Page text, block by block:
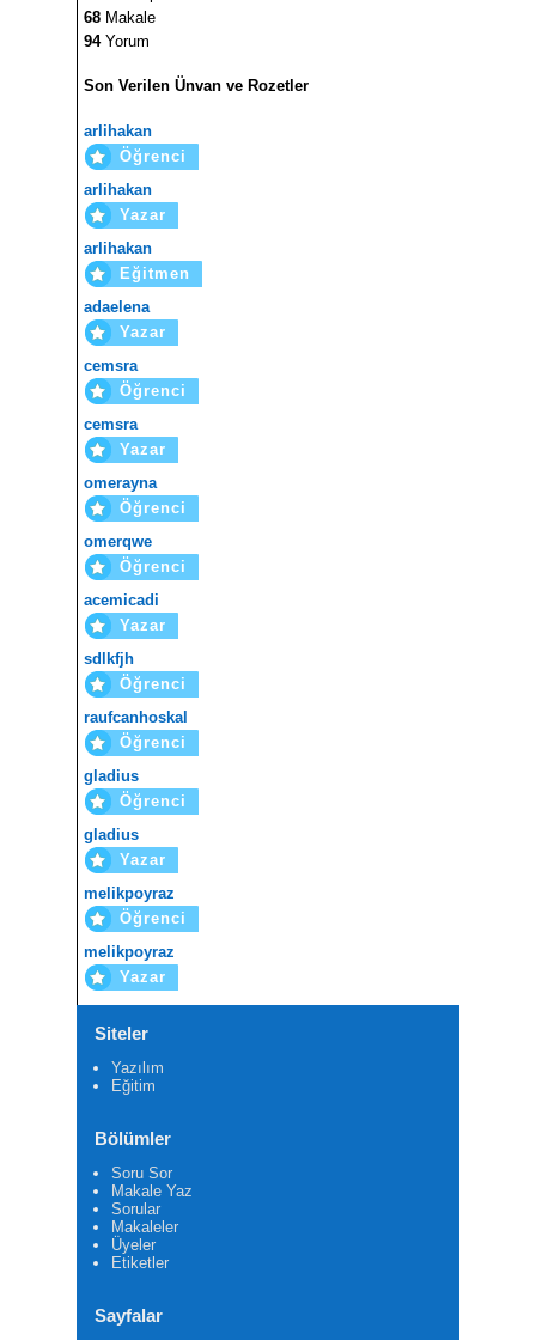
68 Makale
94Yorum
Son Verilen Ünvan ve Rozetler
arlihakan
Öğrenci
arlihakan
Yazar
arlihakan
Eğitmen
adaelena
Yazar
cemsra
Öğrenci
cemsra
Yazar
omerayna
Öğrenci
omerqwe
Öğrenci
acemicadi
Yazar
sdlkfjh
Öğrenci
raufcanhoskal
Öğrenci
gladius
Öğrenci
gladius
Yazar
melikpoyraz
Öğrenci
melikpoyraz
Yazar
Siteler
Yazılım
Eğitim
Bölümler
Soru Sor
Makale Yaz
Sorular
Makaleler
Üyeler
Etiketler
Sayfalar